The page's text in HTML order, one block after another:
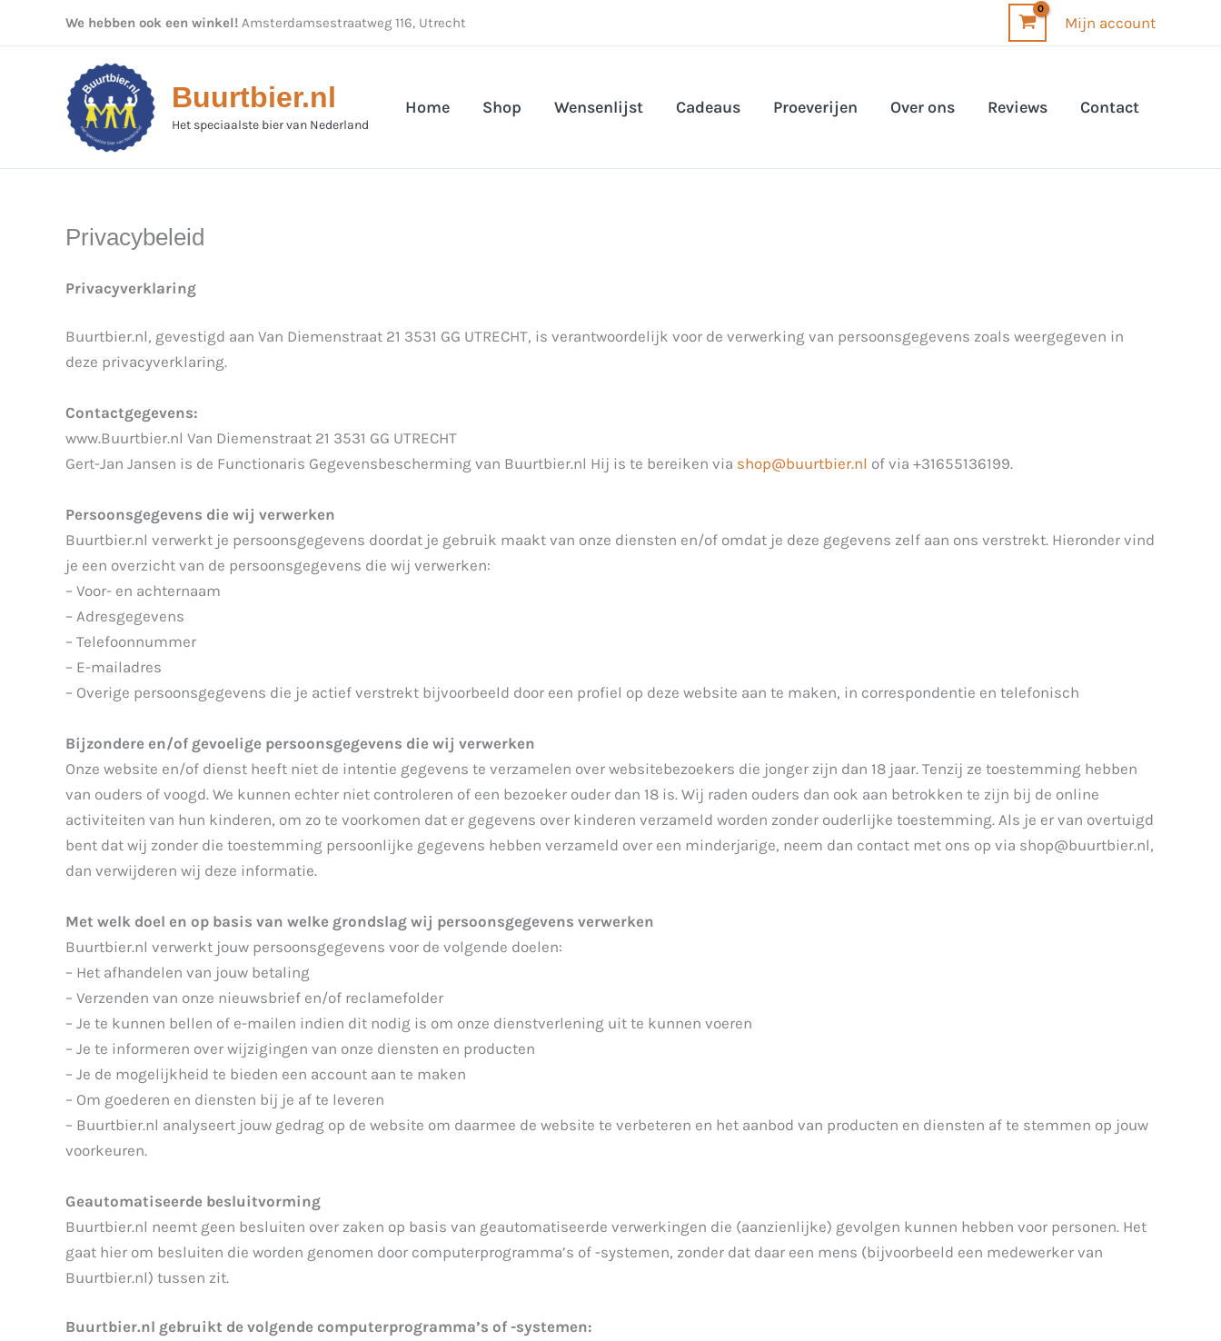
We hebben ook een winkel! Amsterdamsestraatweg 116, Utrecht Mijn account
Buurtbier.nl
Het speciaalste bier van Nederland
Home Shop Wensenlijst Cadeaus Proeverijen Over ons Reviews Contact
Privacybeleid
Privacyverklaring
Buurtbier.nl, gevestigd aan Van Diemenstraat 21 3531 GG UTRECHT, is verantwoordelijk voor de verwerking van persoonsgegevens zoals weergegeven in
deze privacyverklaring.
Contactgegevens:
www.Buurtbier.nl Van Diemenstraat 21 3531 GG UTRECHT
Gert-Jan Jansen is de Functionaris Gegevensbescherming van Buurtbier.nl Hij is te bereiken via shop@buurtbier.nl of via +31655136199.
Persoonsgegevens die wij verwerken
Buurtbier.nl verwerkt je persoonsgegevens doordat je gebruik maakt van onze diensten en/of omdat je deze gegevens zelf aan ons verstrekt. Hieronder vind
je een overzicht van de persoonsgegevens die wij verwerken:
– Voor- en achternaam
– Adresgegevens
– Telefoonnummer
– E-mailadres
– Overige persoonsgegevens die je actief verstrekt bijvoorbeeld door een profiel op deze website aan te maken, in correspondentie en telefonisch
Bijzondere en/of gevoelige persoonsgegevens die wij verwerken
Onze website en/of dienst heeft niet de intentie gegevens te verzamelen over websitebezoekers die jonger zijn dan 18 jaar. Tenzij ze toestemming hebben
van ouders of voogd. We kunnen echter niet controleren of een bezoeker ouder dan 18 is. Wij raden ouders dan ook aan betrokken te zijn bij de online
activiteiten van hun kinderen, om zo te voorkomen dat er gegevens over kinderen verzameld worden zonder ouderlijke toestemming. Als je er van overtuigd
bent dat wij zonder die toestemming persoonlijke gegevens hebben verzameld over een minderjarige, neem dan contact met ons op via shop@buurtbier.nl,
dan verwijderen wij deze informatie.
Met welk doel en op basis van welke grondslag wij persoonsgegevens verwerken
Buurtbier.nl verwerkt jouw persoonsgegevens voor de volgende doelen:
– Het afhandelen van jouw betaling
– Verzenden van onze nieuwsbrief en/of reclamefolder
– Je te kunnen bellen of e-mailen indien dit nodig is om onze dienstverlening uit te kunnen voeren
– Je te informeren over wijzigingen van onze diensten en producten
– Je de mogelijkheid te bieden een account aan te maken
– Om goederen en diensten bij je af te leveren
– Buurtbier.nl analyseert jouw gedrag op de website om daarmee de website te verbeteren en het aanbod van producten en diensten af te stemmen op jouw
voorkeuren.
Geautomatiseerde besluitvorming
Buurtbier.nl neemt geen besluiten over zaken op basis van geautomatiseerde verwerkingen die (aanzienlijke) gevolgen kunnen hebben voor personen. Het
gaat hier om besluiten die worden genomen door computerprogramma’s of -systemen, zonder dat daar een mens (bijvoorbeeld een medewerker van
Buurtbier.nl) tussen zit.
Buurtbier.nl gebruikt de volgende computerprogramma’s of -systemen: